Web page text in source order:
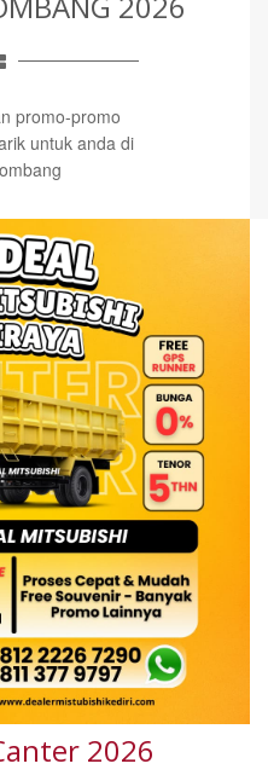
promo-promo
untuk anda di
2026